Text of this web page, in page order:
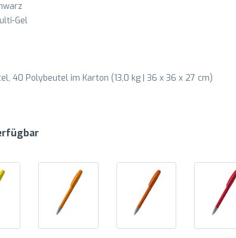
Gel
40 Polybeutel im Karton (13,0 kg | 36 x 36 x 27 cm)